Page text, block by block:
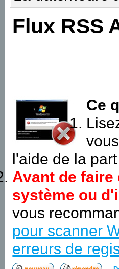
Flux RSS
Ce
l'aide de la
Avant de
système ou
vous
pour scanner
erreurs de